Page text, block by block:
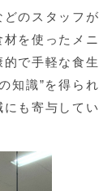
のスタッフが
材を使ったメニ
で手軽な食生
知識”を得られ
も寄与してい